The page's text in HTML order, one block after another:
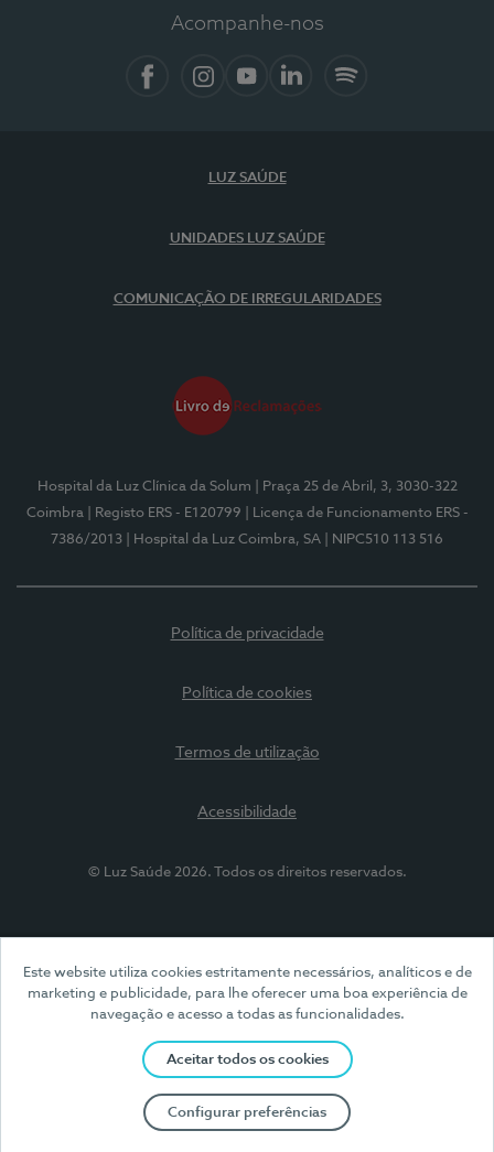
Este website utiliza cookies estritamente necessários, analíticos e de
marketing e publicidade, para lhe oferecer uma boa experiência de
navegação e acesso a todas as funcionalidades.
Aceitar todos os cookies
Configurar preferências
Acompanhe-nos
LUZ SAÚDE
UNIDADES LUZ SAÚDE
COMUNICAÇÃO DE IRREGULARIDADES
Hospital da Luz Clínica da Solum
| Praça 25 de Abril, 3, 3030-322
Coimbra
| Registo ERS - E120799
| Licença de Funcionamento ERS -
7386/2013
| Hospital da Luz Coimbra, SA | NIPC510 113 516
Política de privacidade
Política de cookies
Termos de utilização
Acessibilidade
© Luz Saúde 2026. Todos os direitos reservados.